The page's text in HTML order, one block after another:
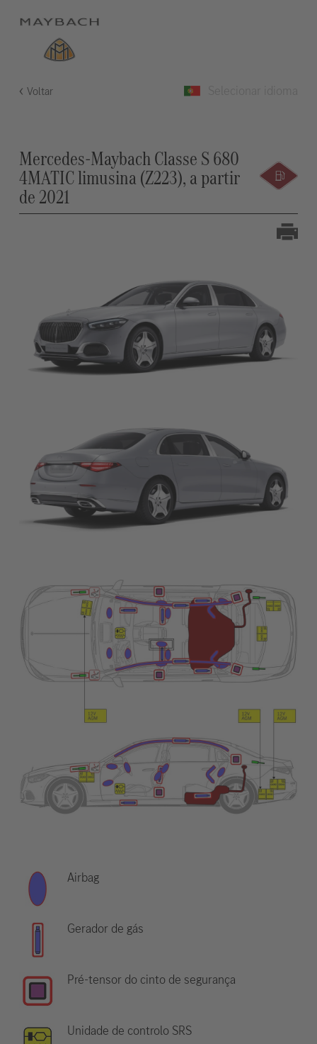
Voltar
Mercedes-Maybach Classe S 680
4MATIC limusina (Z223), a partir
de 2021
Airbag
Gerador de gás
Pré-tensor do cinto de segurança
Unidade de controlo SRS